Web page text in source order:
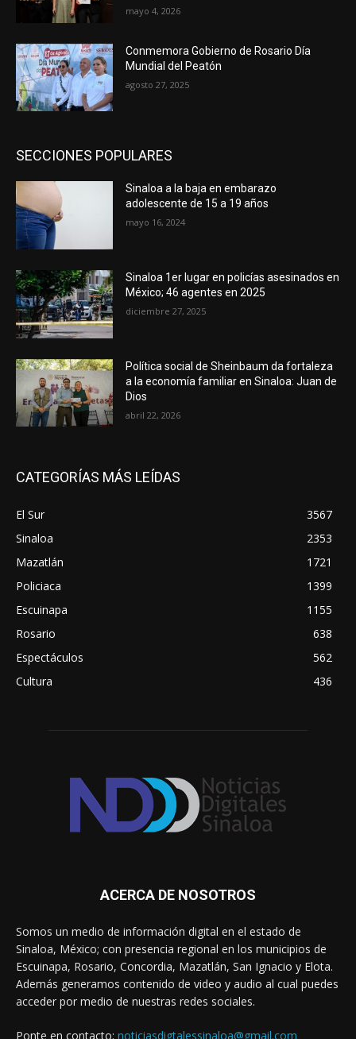
mayo 4, 2026
Conmemora Gobierno de Rosario Día
Mundial del Peatón
agosto 27, 2025
SECCIONES POPULARES
Sinaloa a la baja en embarazo
adolescente de 15 a 19 años
mayo 16, 2024
Sinaloa 1er lugar en policías asesinados en
México; 46 agentes en 2025
diciembre 27, 2025
Política social de Sheinbaum da fortaleza
a la economía familiar en Sinaloa: Juan de
Dios
abril 22, 2026
CATEGORÍAS MÁS LEÍDAS
El Sur
3567
Sinaloa
2353
Mazatlán
1721
Policiaca
1399
Escuinapa
1155
Rosario
638
Espectáculos
562
Cultura
436
ACERCA DE NOSOTROS
Somos un medio de información digital en el estado de
Sinaloa, México; con presencia regional en los municipios de
Escuinapa, Rosario, Concordia, Mazatlán, San Ignacio y Elota.
Además generamos contenido de video y audio al cual puedes
acceder por medio de nuestras redes sociales.
Ponte en contacto: noticiasdigtalessinaloa@gmail.com